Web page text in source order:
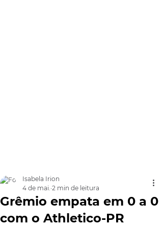
Grêmio empata em 0 a 0
com o Athletico-PR
Isabela Irion
4 de mai. 2 min de leitura